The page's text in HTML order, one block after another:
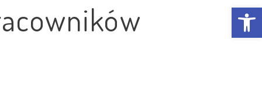
Otwórz